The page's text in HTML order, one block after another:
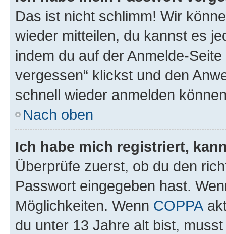
Das ist nicht schlimm! Wir
wieder mitteilen, du kannst es
indem du auf der Anmelde-
vergessen“ klickst und den
schnell wieder anmelden
Nach oben
Ich habe mich registriert,
Überprüfe zuerst, ob du den
Passwort eingegeben hast.
Möglichkeiten. Wenn COPPA
du unter 13 Jahre alt bist,